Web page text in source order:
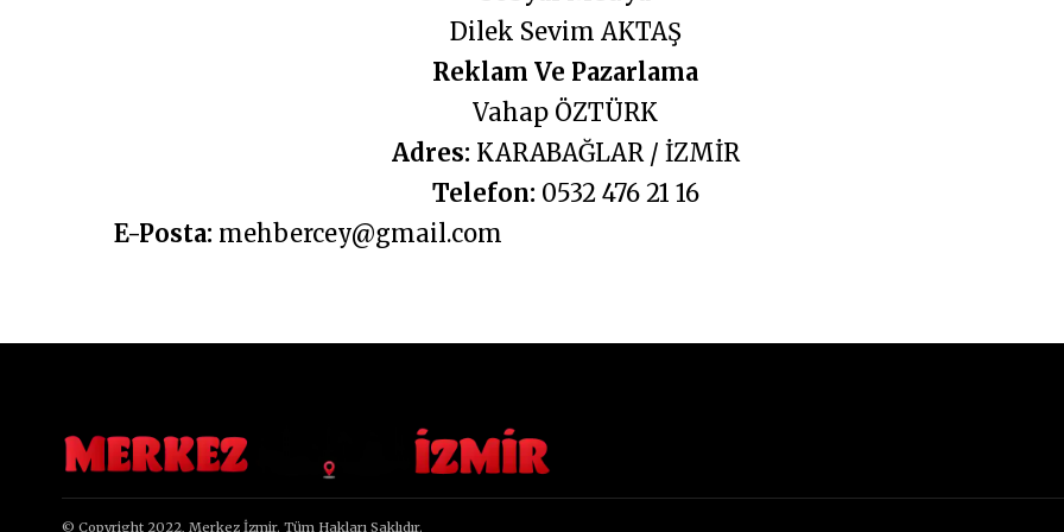
Dilek Sevim AKTAŞ
Reklam Ve Pazarlama
Vahap ÖZTÜRK
Adres: KARABAĞLAR / İZMİR
Telefon: 0532 476 21 16
E-Posta: mehbercey@gmail.com
© Copyright 2022, Merkez İzmir. Tüm Hakları Saklıdır.